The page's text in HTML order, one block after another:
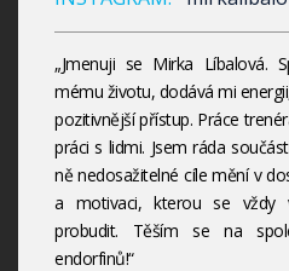
„Jmenuji se Mirka Líbalová.
mému životu, dodává mi
pozitivnější přístup. Práce
práci s lidmi. Jsem ráda
ně nedosažitelné cíle mění v
a motivaci, kterou se vždy
probudit. Těším se na
endorfinů!“